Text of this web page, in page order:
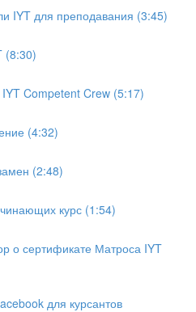
IYT для преподавания (3:45)
(8:30)
Competent Crew (5:17)
(4:32)
(2:48)
курс (1:54)
о сертификате Матроса IYT
для курсантов